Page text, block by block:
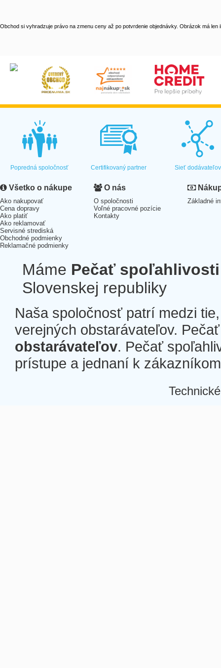
Obchod si vyhradzuje právo na zmenu ceny až po potvrdenie objednávky. Obrázok má len
Popredná spoločnosť Certifikovaný partner Sieť dodávateľov
Všetko o nákupe
Ako nakupovať
Cena dopravy
Ako platiť
Ako reklamovať
Servisné strediská
Obchodné podmienky
Reklamačné podmienky
O nás
O spoločnosti
Voľné pracovné pozície
Kontakty
Základné
Máme Pečať spoľahlivosti
Slovenskej republiky
Naša spoločnosť patrí medzi
verejných obstarávateľov.
obstarávateľov. Pečať
prístupe a jednaní k